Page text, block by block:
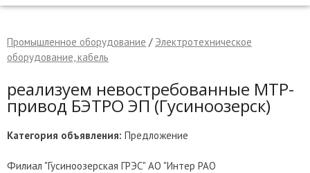
Промышленное оборудование / Электротехническое
оборудование, кабель
реализуем невостребованные МТР-
привод БЭТРО ЭП (Гусиноозерск)
Категория объявления: Предложение
Филиал "Гусиноозерская ГРЭС" АО "Интер РАО